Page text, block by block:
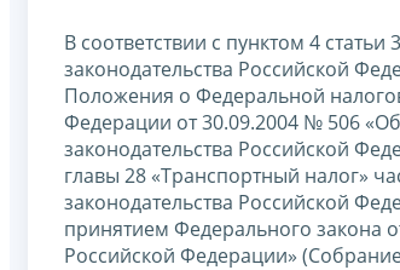
В соответствии с пунктом 4
законодательства Российской
Положения о Федеральной
Федерации от 30.09.2004 № 506
законодательства Российской
главы 28 «Транспортный налог»
законодательства Российской
принятием Федерального закона
Российской Федерации»